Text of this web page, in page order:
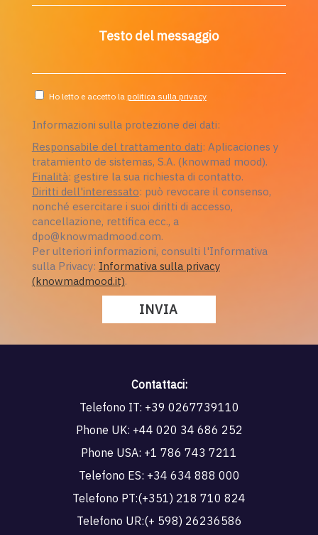
Testo del messaggio
Ho letto e accetto la politica sulla privacy
Informazioni sulla protezione dei dati:
Responsabile del trattamento dati: Aplicaciones y
tratamiento de sistemas, S.A. (knowmad mood).
Finalità: gestire la sua richiesta di contatto.
Diritti dell'interessato: può revocare il consenso,
nonché esercitare i suoi diritti di accesso,
cancellazione, rettifica ecc., a
dpo@knowmadmood.com.
Per ulteriori informazioni, consulti l'Informativa
sulla Privacy: Informativa sulla privacy
(knowmadmood.it).
Contattaci:
Telefono IT: +39 0267739110
Phone UK: +44 020 34 686 252
Phone USA: +1 786 743 7211
Telefono ES: +34 634 888 000
Telefono PT:(+351) 218 710 824
Telefono UR:(+ 598) 26236586